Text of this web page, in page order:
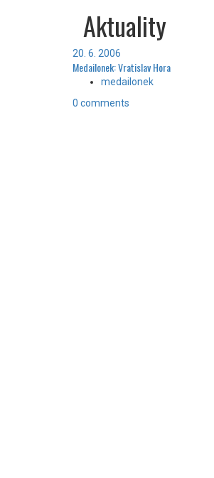
Aktuality
20. 6. 2006
Medailonek: Vratislav Hora
medailonek
0 comments